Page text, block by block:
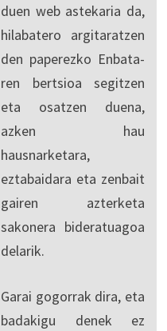
duen web astekaria da,
hilabatero argitaratzen
den paperezko Enbata-
ren bertsioa segitzen
eta osatzen duena,
azken hau
hausnarketara,
eztabaidara eta zenbait
gairen azterketa
sakonera bideratuagoa
delarik.
Garai gogorrak dira, eta
badakigu denek ez